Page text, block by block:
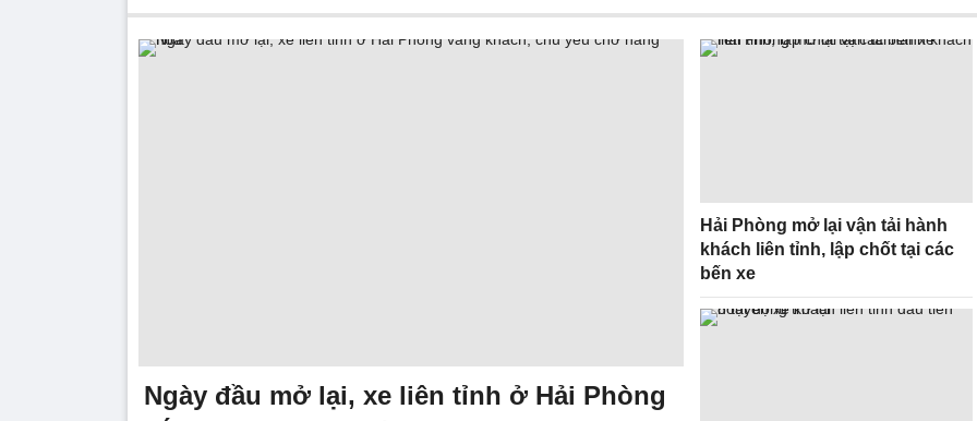
Ngày đầu mở lại, xe liên tỉnh ở Hải Phòng
Hải Phòng mở lại vận tải hành
khách liên tỉnh, lập chốt tại các
bến xe